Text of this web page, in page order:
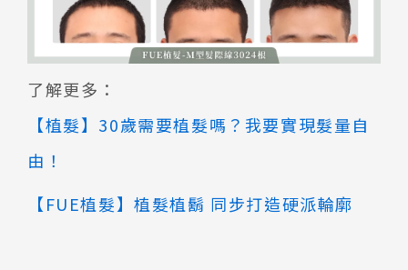
了解更多：
【植髮】30歲需要植髮嗎？我要實現髮量自
由！
【FUE植髮】植髮植鬍 同步打造硬派輪廓